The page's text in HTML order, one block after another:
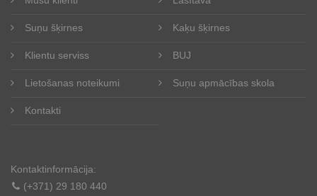
Ienākt
Suņu šķirnes Kaķu šķirnes
Klientu serviss BUJ
Lietošanas noteikumi Suņu apmācības skola
Kontakti
Kontaktinformācija:
(+371) 29 180 440